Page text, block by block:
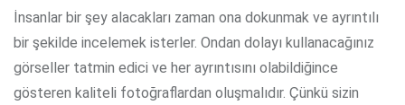
İnsanlar bir şey alacakları zaman ona dokunmak ve ayrıntılı
bir şekilde incelemek isterler. Ondan dolayı kullanacağınız
görseller tatmin edici ve her ayrıntısını olabildiğince
gösteren kaliteli fotoğraflardan oluşmalıdır. Çünkü sizin